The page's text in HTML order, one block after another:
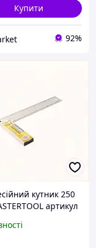
Купити
92%
кутник 250
артикул